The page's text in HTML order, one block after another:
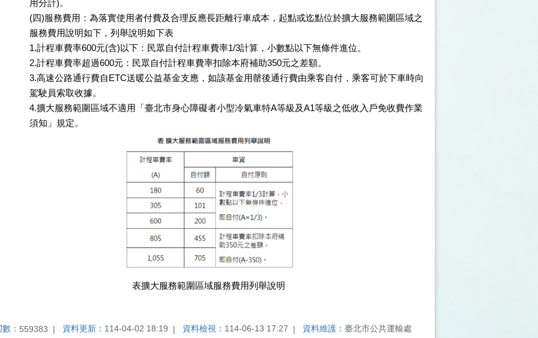
用分計)。
(四)服務費用：為落實使用者付費及合理反應長距離行車成本，起點或迄點位於擴大服務範圍區域之
服務費用說明如下，列舉說明如下表
1.計程車費率600元(含)以下：民眾自付計程車費率1/3計算，小數點以下無條件進位。
2.計程車費率超過600元：民眾自付計程車費率扣除本府補助350元之差額。
3.高速公路通行費自ETC送暖公益基金支應，如該基金用罄後通行費由乘客自付，乘客可於下車時向
駕駛員索取收據。
4.擴大服務範圍區域不適用「臺北市身心障礙者小型冷氣車特A等級及A1等級之低收入戶免收費作業
須知」規定。
表擴大服務範圍區域服務費用列舉說明
： 559383 資料更新： 114-04-02 18:19 資料檢視： 114-06-13 17:27 資料維護： 臺北市公共運輸處